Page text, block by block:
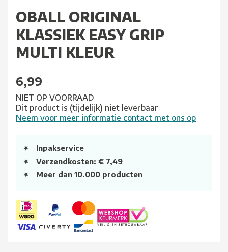
OBALL ORIGINAL
KLASSIEK EASY GRIP
MULTI KLEUR
6,99
NIET OP VOORRAAD
Dit product is (tijdelijk) niet leverbaar
Neem voor meer informatie contact met ons op
Inpakservice
Verzendkosten: € 7,49
Meer dan 10.000 producten